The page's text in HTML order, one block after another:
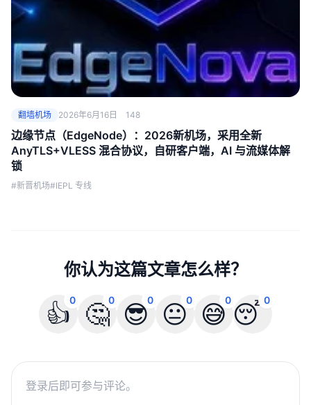
翻墙机场 2026年6月16日 148
边缘节点（EdgeNode）：2026新机场，采用全新
AnyTLS+VLESS 混合协议，自研客户端，AI 与流媒体解
锁
#新晋机场#IEPL 专线
你认为这篇文章怎么样？
👍0 🤔0 😎0 😐0 😅0 😴
0